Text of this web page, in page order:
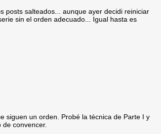
posts salteados... aunque ayer decidi reiniciar
sin el orden adecuado... Igual hasta es
siguen un orden. Probé la técnica de Parte I y
convencer.